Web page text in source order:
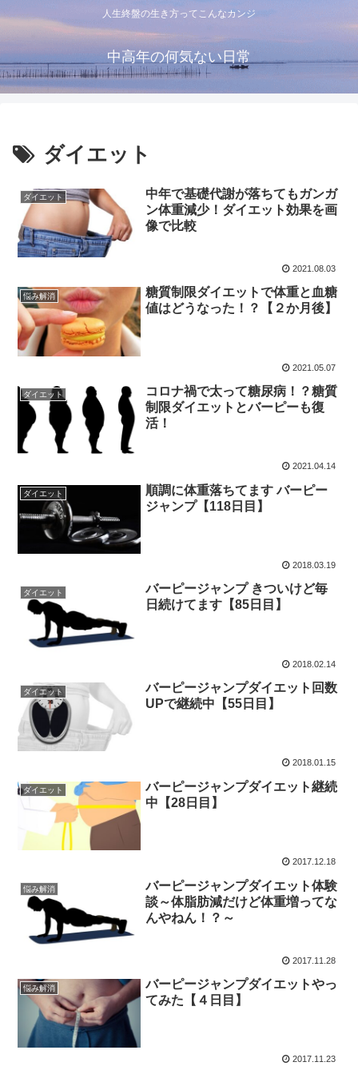
人生終盤の生き方ってこんなカンジ
中高年の何気ない日常
ダイエット
ダイエット
中年で基礎代謝が落ちてもガンガ
ン体重減少！ダイエット効果を画
像で比較
2021.08.03
悩み解消
糖質制限ダイエットで体重と血糖
値はどうなった！？【２か月後】
2021.05.07
ダイエット
コロナ禍で太って糖尿病！？糖質
制限ダイエットとバーピーも復
活！
2021.04.14
ダイエット
順調に体重落ちてます バーピー
ジャンプ【118日目】
2018.03.19
ダイエット
バーピージャンプ きついけど毎
日続けてます【85日目】
2018.02.14
ダイエット
バーピージャンプダイエット回数
UPで継続中【55日目】
2018.01.15
ダイエット
バーピージャンプダイエット継続
中【28日目】
2017.12.18
悩み解消
バーピージャンプダイエット体験
談～体脂肪減だけど体重増ってな
んやねん！？～
2017.11.28
悩み解消
バーピージャンプダイエットやっ
てみた【４日目】
2017.11.23